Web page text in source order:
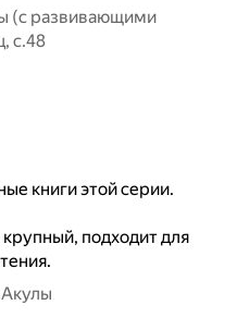
(с развивающими
c.48
книги этой серии.
подходит для